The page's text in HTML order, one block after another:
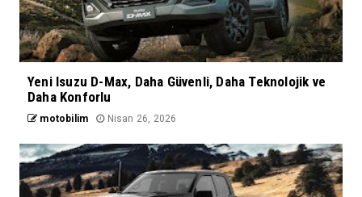
Yeni Isuzu D-Max, Daha Güvenli, Daha Teknolojik ve
Daha Konforlu
motobilim Nisan 26, 2026